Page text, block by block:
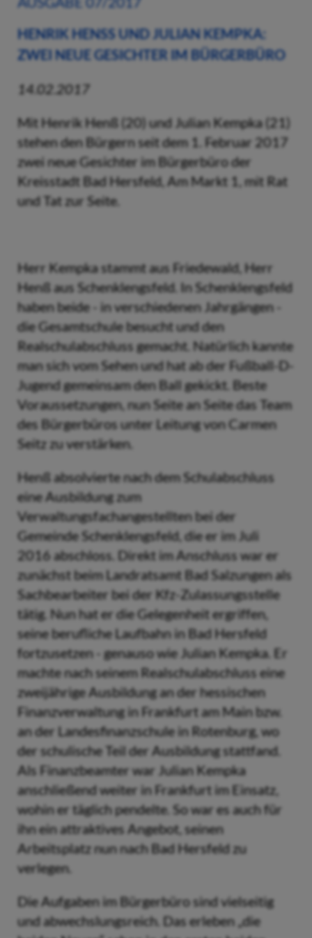
HENRIK HENSS UND JULIAN KEMPKA: Z
WEI NEUE GESICHTER IM BÜRGERBÜRO
14.02.2017
Mit Henrik Henß (20) und Julian Kempka (21)
stehen den Bürgern seit dem 1. Februar 2017
zwei neue Gesichter im Bürgerbüro der
Kreisstadt Bad Hersfeld, Am Markt 1, mit Rat
und Tat zur Seite.
Herr Kempka stammt aus Friedewald, Herr
Henß aus Schenklengsfeld. In Schenklengsfeld
haben beide - in verschiedenen Jahrgängen -
die Gesamtschule besucht und den
Realschulabschluss gemacht. Natürlich kannte
man sich vom Sehen und hat ab der Fußball-D-
Jugend gemeinsam den Ball gekickt. Beste
Voraussetzungen, nun Seite an Seite das Team
des Bürgerbüros unter Leitung von Carmen
Seitz zu verstärken.
Henß absolvierte nach dem Schulabschluss
eine Ausbildung zum
Verwaltungsfachangestellten bei der
Gemeinde Schenklengsfeld, die er im Juli
2016 abschloss. Direkt im Anschluss war er
zunächst beim Landratsamt Bad Salzungen als
Sachbearbeiter bei der Kfz-Zulassungsstelle
tätig. Nun hat er die Gelegenheit ergriffen,
seine berufliche Laufbahn in Bad Hersfeld
fortzusetzen - genauso wie Julian Kempka. Er
machte nach seinem Realschulabschluss eine
zweijährige Ausbildung an der hessischen
Finanzverwaltung in Frankfurt am Main bzw.
an der Landesfinanzschule in Rotenburg, wo
der schulische Teil der Ausbildung stattfand.
Als Finanzbeamter war Julian Kempka
anschließend weiter in Frankfurt im Einsatz,
wohin er täglich pendelte. So war es auch für
ihn ein attraktives Angebot, seinen
Arbeitsplatz nun nach Bad Hersfeld zu
verlegen.
Die Aufgaben im Bürgerbüro sind vielseitig
und abwechslungsreich. Das erleben „die